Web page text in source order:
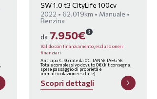
SW 1.0 t3 CityLife 100cv
2022 • 62.019km • Manuale •
Benzina
da 7.950€
Valido con finanziamento, escluso oneri
finanziari
Anticipo €. 96 rate da 0€. TAN % TAEG %.
Totale complessivo dovuto 0€ (kit consegna,
spese passaggio di proprietà e
immatricolazione escluse)
Scopri dettagli